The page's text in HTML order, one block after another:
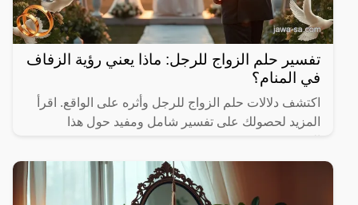
تفسير حلم الزواج للرجل: ماذا يعني رؤية الزفاف
في المنام؟
اكتشف دلالات حلم الزواج للرجل وأثره على الواقع. اقرأ
المزيد لحصولك على تفسير شامل ومفيد حول هذا